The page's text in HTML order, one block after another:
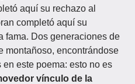
aquí su rechazo al
completó aquí su
fama. Dos generaciones de
montañoso, encontrándose
este poema: esto no es
vínculo de la